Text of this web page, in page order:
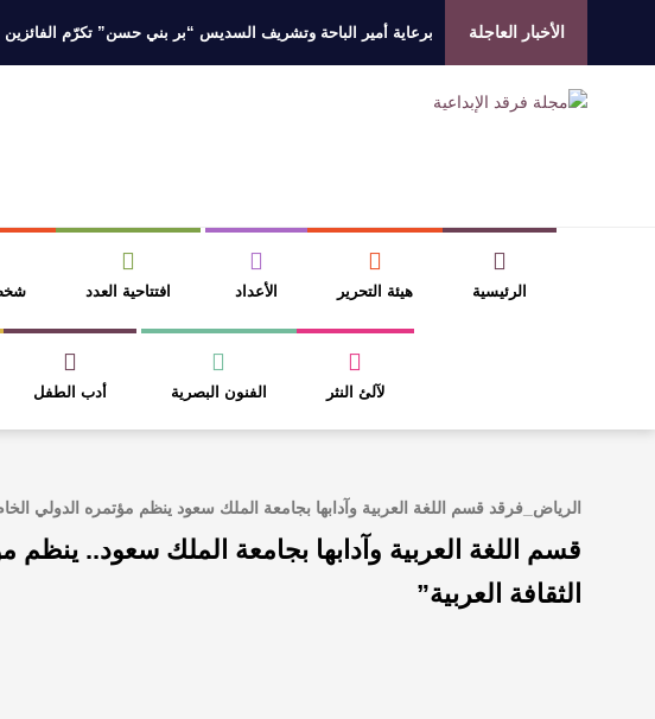
الأخبار العاجلة برعاية أمير الباحة وتشريف السديس “بر بني حسن” تكرّم الفائزين
​ اللون الأحمر وشاح سردية الأدب وسر رمزية النصوص آليات
الرئيسية هيئة التحرير الأعداد افتتاحية العدد
لآلئ النثر الفنون البصرية أدب الطفل
الرياض_فرقد قسم اللغة العربية وآدابها بجامعة الملك سعود ينظم مؤتمره الدولي
قسم اللغة العربية وآدابها بجامعة الملك سعود..
الثقافة العربية”